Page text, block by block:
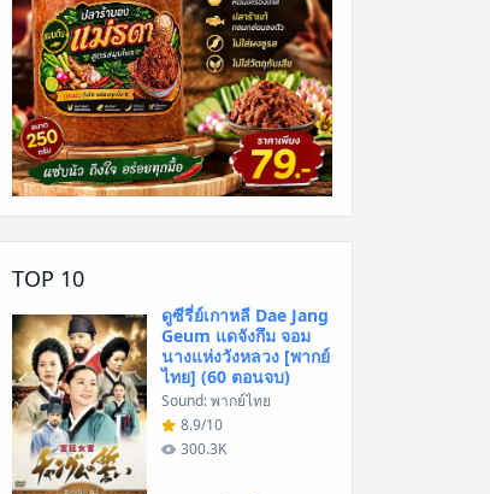
TOP 10
ดูซีรี่ย์เกาหลี Dae Jang
Geum แดจังกึม จอม
นางแห่งวังหลวง [พากย์
ไทย] (60 ตอนจบ)
Sound: พากย์ไทย
8.9/10
300.3K